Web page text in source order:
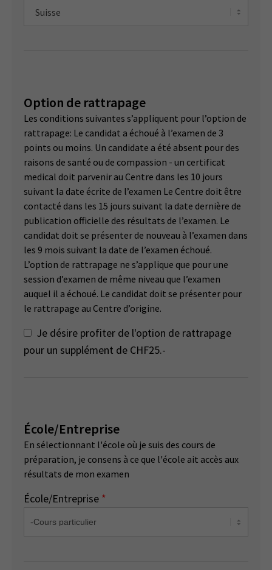
Suisse
Option de rattrapage
Les conditions suivantes s’appliquent pour l’option de
rattrapage: Le candidat a échoué à l’examen de 3
points ou moins. Un candidate a été absent pour des
raisons de santé ou de compassion - un certificat
medical doit parvenir au Centre dans les 10 jours
suivant la date écrite de l’examen Le Centre doit être
contacté dans les 15 jours suivant la date dernière de
publication officielle des résultats de l’examen. Le
candidat doit se présenter de nouveau à l’examen dans
les 9 mois suivant la date de l’examen échoué.
L’option de rattrapage ne s’applique que pour une
session d’examen de même niveau que l’examen
auquel il a échoué. Le candidat doit se présenter pour
le rattrapage au Centre d’origine.
Je désire profiter de l'option de rattrapage
pour un supplément de CHF25.-
École/Entreprise
En sélectionnant l'école où je suis des cours de
préparation, je consens à ce que l'école ait accès aux
résultats de mon examen
École/Entreprise *